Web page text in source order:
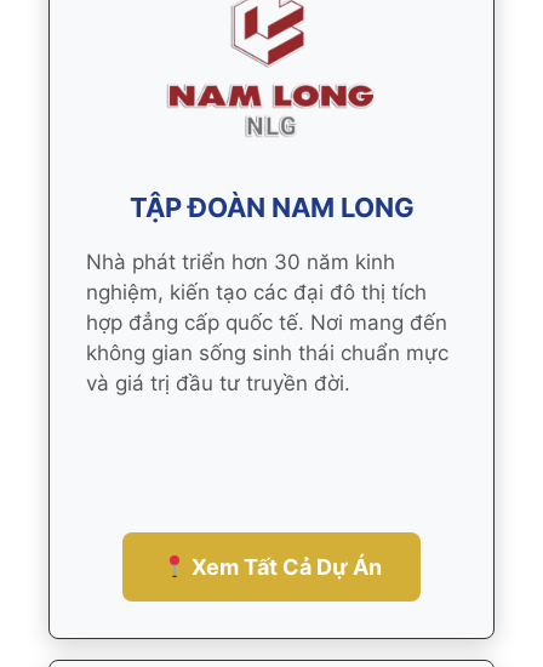
TẬP ĐOÀN NAM LONG
Nhà phát triển hơn 30 năm kinh
nghiệm, kiến tạo các đại đô thị tích
hợp đẳng cấp quốc tế. Nơi mang đến
không gian sống sinh thái chuẩn mực
và giá trị đầu tư truyền đời.
Xem Tất Cả Dự Án